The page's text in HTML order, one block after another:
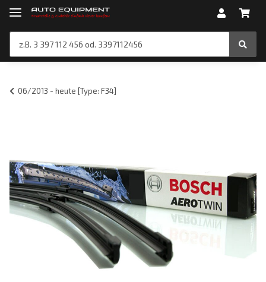
06/2013 - heute [Type: F34]